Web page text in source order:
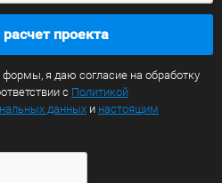
проекта
я даю согласие на обработку
с Политикой
данных и настоящим